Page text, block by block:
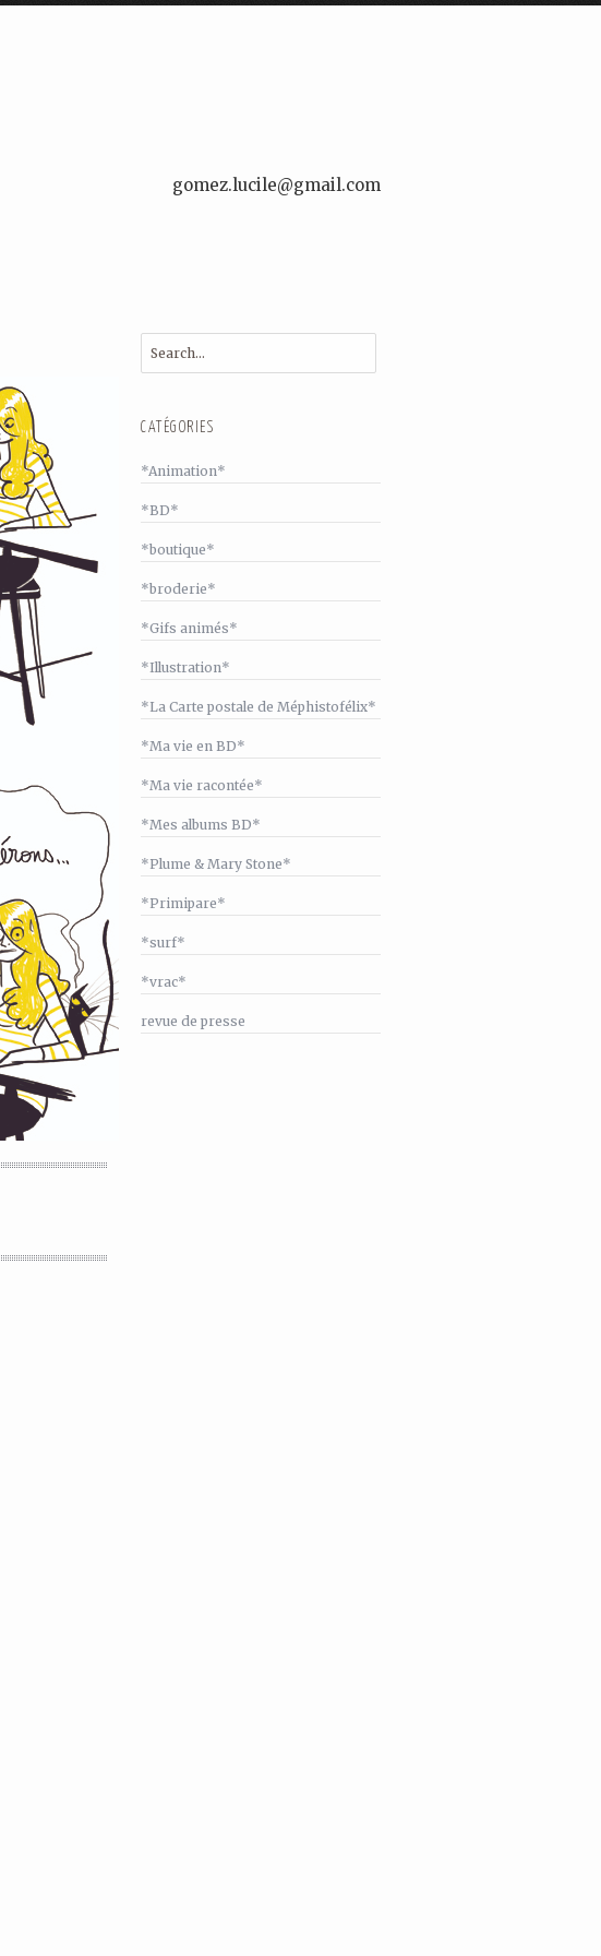
gomez.lucile@gmail.com
CATÉGORIES
*Animation*
*BD*
*boutique*
*broderie*
*Gifs animés*
*Illustration*
*La Carte postale de Méphistofélix*
*Ma vie en BD*
*Ma vie racontée*
*Mes albums BD*
*Plume & Mary Stone*
*Primipare*
*surf*
*vrac*
revue de presse